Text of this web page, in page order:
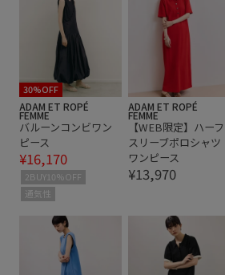
30%OFF
ADAM ET ROPÉ
FEMME
バルーンコンビワン
ピース
¥16,170
2BUY10%OFF
通気性
ADAM ET ROPÉ
FEMME
【WEB限定】ハーフ
スリーブポロシャツ
ワンピース
¥13,970